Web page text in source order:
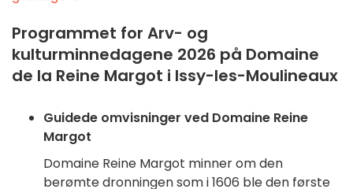
Programmet for Arv- og
kulturminnedagene 2026 på Domaine
de la Reine Margot i Issy-les-Moulineaux
Guidede omvisninger ved Domaine Reine
Margot
Domaine Reine Margot minner om den
berømte dronningen som i 1606 ble den første